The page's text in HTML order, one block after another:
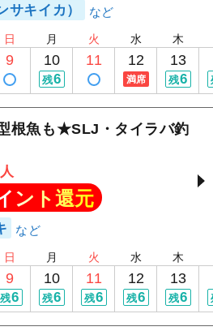
サキイカ）
日
9
月
10
残6
火
11
水
12
満席
木
13
残6
根魚も★SLJ・タイラバ釣
ント還元
日
9
残6
月
10
残6
火
11
残6
水
12
残6
木
13
残6